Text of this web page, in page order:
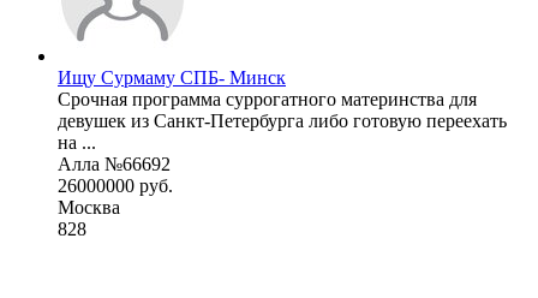
Ищу Сурмаму СПБ- Минск
Срочная программа суррогатного материнства для
девушек из Санкт-Петербурга либо готовую переехать
на ...
Алла №66692
26000000 руб.
Москва
828